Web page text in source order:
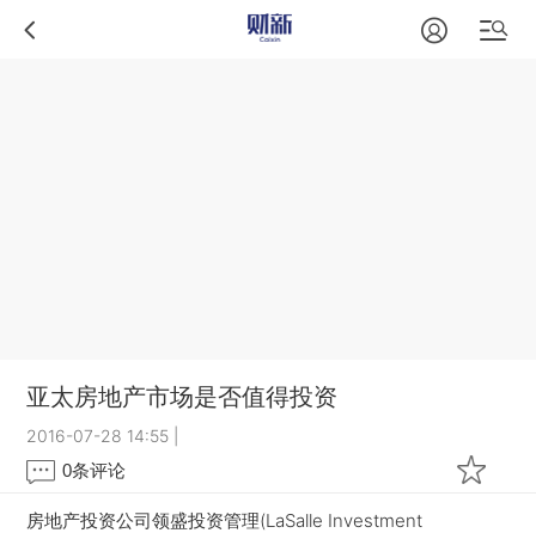
亚太房地产市场是否值得投资
2016-07-28 14:55
0条评论
房地产投资公司领盛投资管理(LaSalle Investment